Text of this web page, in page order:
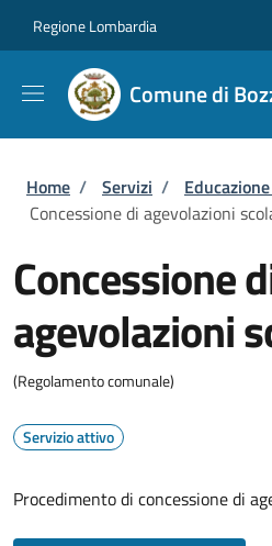
Regione Lombardia
Comune di
Briciole di pane
Home / Servizi /
Concessione di agevolazioni
Concessione
agevolazioni
(Regolamento comunale)
Servizio attivo
Procedimento di concessione di